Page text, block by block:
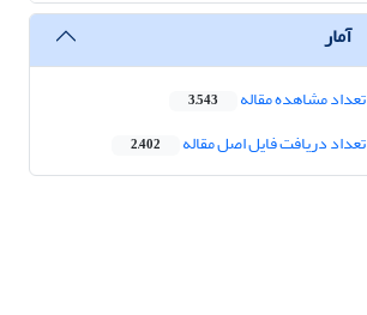
آمار
تعداد مشاهده مقاله 3,543
تعداد دریافت فایل اصل مقاله 2,402